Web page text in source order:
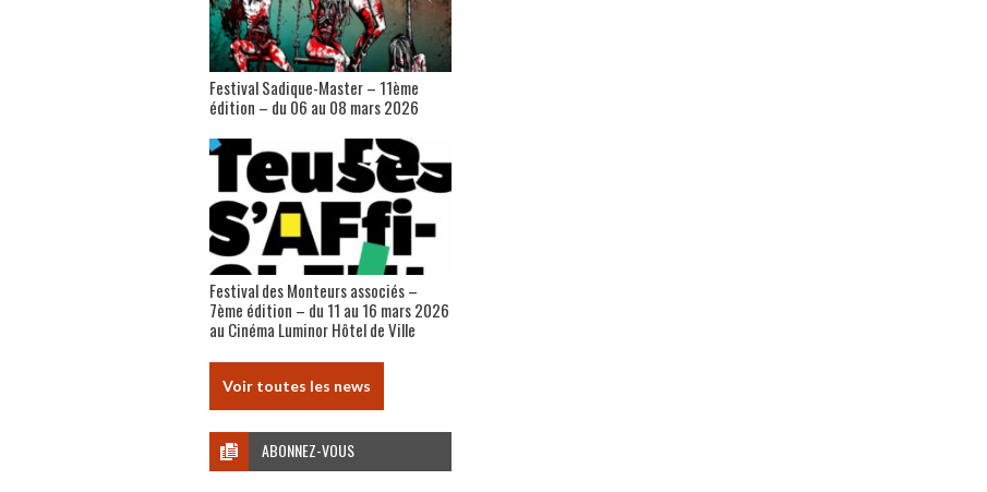
Festival Sadique-Master – 11ème
édition – du 06 au 08 mars 2026
Festival des Monteurs associés –
7ème édition – du 11 au 16 mars 2026
au Cinéma Luminor Hôtel de Ville
Voir toutes les news
ABONNEZ-VOUS